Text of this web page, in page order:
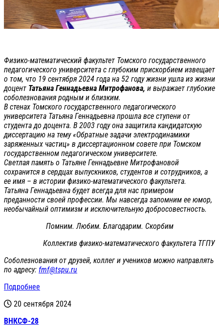
Физико-математический факультет Томского государственного
педагогического университета с глубоким прискорбием извещает
о том, что 19 сентября 2024 года на 52 году жизни ушла из жизни
доцент Татьяна Геннадьевна Митрофанова, и выражает глубокие
соболезнования родным и близким.
В стенах Томского государственного педагогического
университета Татьяна Геннадьевна прошла все ступени от
студента до доцента. В 2003 году она защитила кандидатскую
диссертацию на тему «Обратные задачи электродинамики
заряженных частиц» в диссертационном совете при Томском
государственном педагогическом университете.
Светлая память о Татьяне Геннадьевне Митрофановой
сохранится в сердцах выпускников, студентов и сотрудников, а
ее имя – в истории физико-математического факультета.
Татьяна Геннадьевна будет всегда для нас примером
преданности своей профессии. Мы навсегда запомним ее юмор,
необычайный оптимизм и исключительную добросовестность.
Помним. Любим. Благодарим. Скорбим
Коллектив физико-математического факультета ТГПУ
Соболезнования от друзей, коллег и учеников можно направлять
по адресу: fmf@tspu.ru
Подробнее
20 сентября 2024
ВНКСФ-28